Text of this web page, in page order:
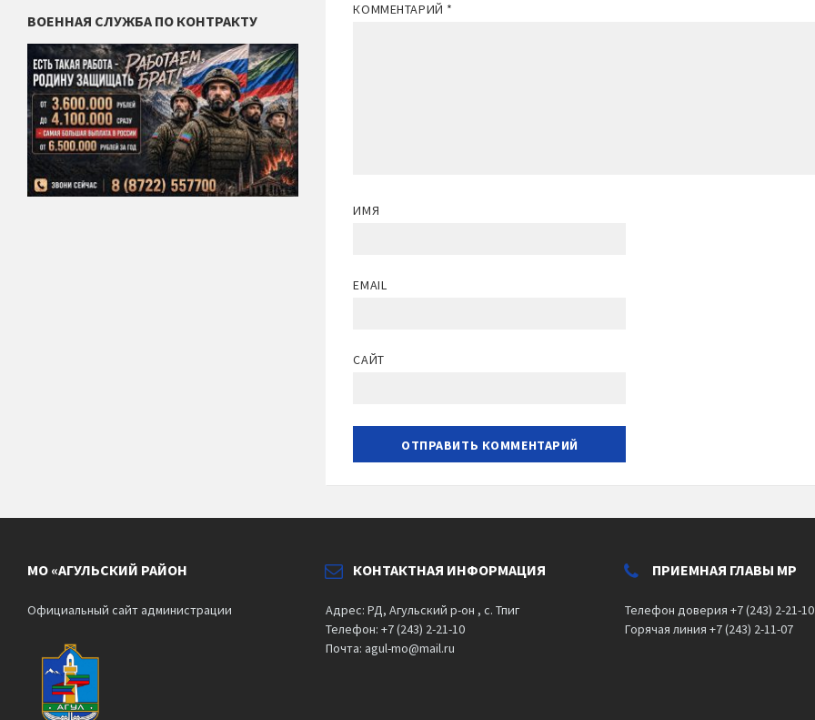
КОММЕНТАРИЙ *
ИМЯ
EMAIL
САЙТ
ВОЕННАЯ СЛУЖБА ПО КОНТРАКТУ
МО «АГУЛЬСКИЙ РАЙОН
Официальный сайт администрации
КОНТАКТНАЯ ИНФОРМАЦИЯ
Адрес: РД, Агульский р-он , с. Тпиг
Телефон: +7 (243) 2-21-10
Почта: agul-mo@mail.ru
ПРИЕМНАЯ ГЛАВЫ МР
Телефон доверия +7 (243) 2-21-10
Горячая линия +7 (243) 2-11-07